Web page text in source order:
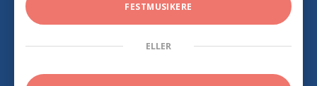
FESTMUSIKERE
ELLER